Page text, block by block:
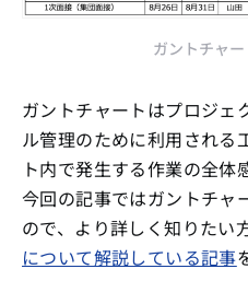
ガントチャ
ガントチャートはプロジェ
ル管理のために利用される
ト内で発生する作業の全体
今回の記事ではガントチャ
ので、より詳しく知りたい
について解説している記事